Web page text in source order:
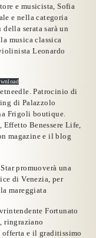
e musicista, Sofia
e nella categoria
serata sarà un
musica classica
Leonardo
Patrocinio di
di Palazzolo
Frigoli boutique.
Benessere Life,
magazine e il blog
promuoverà una
di Venezia, per
mareggiata
Fortunato
ringraziano
offerta e il graditissimo